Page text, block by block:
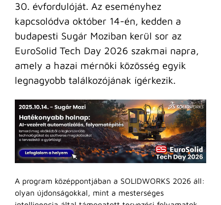
30. évfordulóját. Az eseményhez
kapcsolódva október 14-én, kedden a
budapesti Sugár Moziban kerül sor az
EuroSolid Tech Day 2026 szakmai napra,
amely a hazai mérnöki közösség egyik
legnagyobb találkozójának ígérkezik.
A program középpontjában a SOLIDWORKS 2026 áll:
olyan újdonságokkal, mint a mesterséges